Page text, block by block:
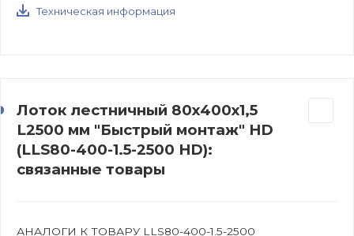
Техническая информация
Лоток лестничный 80х400х1,5
L2500 мм "Быстрый монтаж" HD
(LLS80-400-1.5-2500 HD):
связанные товары
АНАЛОГИ К ТОВАРУ LLS80-400-1.5-2500